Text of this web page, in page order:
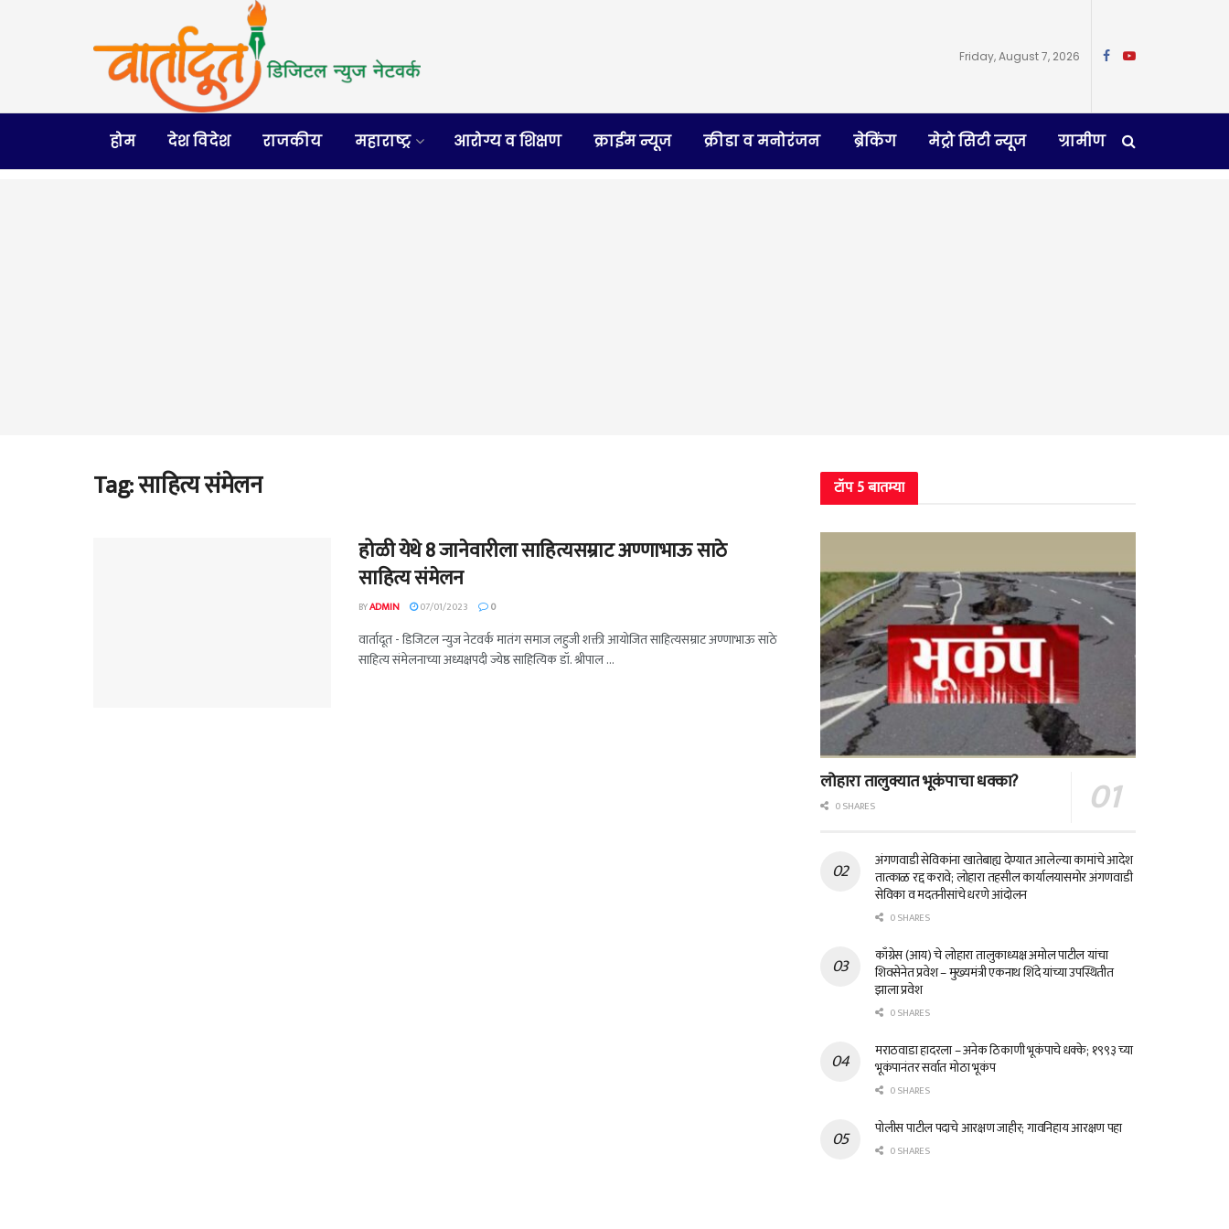
Friday, August 7, 2026
होम देश विदेश राजकीय महाराष्ट्र आरोग्य व शिक्षण क्राईम न्यूज क्रीडा व मनोरंजन ब्रेकिंग मेट्रो सिटी न्यूज ग्रामीण
Tag:साहित्य संमेलन
होळी येथे 8 जानेवारीला साहित्यसम्राट अण्णाभाऊ साठे
साहित्य संमेलन
BYADMIN 07/01/2023 0
वार्तादूत - डिजिटल न्युज नेटवर्क मातंग समाज लहुजी शक्ती आयोजित साहित्यसम्राट अण्णाभाऊ साठे
साहित्य संमेलनाच्या अध्यक्षपदी ज्येष्ठ साहित्यिक डॉ. श्रीपाल ...
टॉप 5 बातम्या
लोहारा तालुक्यात भूकंपाचा धक्का?
0 SHARES
अंगणवाडी सेविकांना खातेबाह्य देण्यात आलेल्या कामांचे आदेश
तात्काळ रद्द करावे; लोहारा तहसील कार्यालयासमोर अंगणवाडी
सेविका व मदतनीसांचे धरणे आंदोलन
0 SHARES
काँग्रेस (आय) चे लोहारा तालुकाध्यक्ष अमोल पाटील यांचा
शिवसेनेत प्रवेश – मुख्यमंत्री एकनाथ शिंदे यांच्या उपस्थितीत
झाला प्रवेश
0 SHARES
मराठवाडा हादरला – अनेक ठिकाणी भूकंपाचे धक्के; १९९३ च्या
भूकंपानंतर सर्वात मोठा भूकंप
0 SHARES
पोलीस पाटील पदाचे आरक्षण जाहीर; गावनिहाय आरक्षण पहा
0 SHARES